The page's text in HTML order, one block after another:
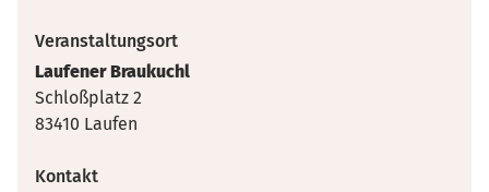
Veranstaltungsort
Laufener Braukuchl
Schloßplatz 2
83410 Laufen
Kontakt